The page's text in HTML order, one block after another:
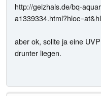
http://geizhals.de/bq-
aber ok, sollte ja eine
drunter liegen.